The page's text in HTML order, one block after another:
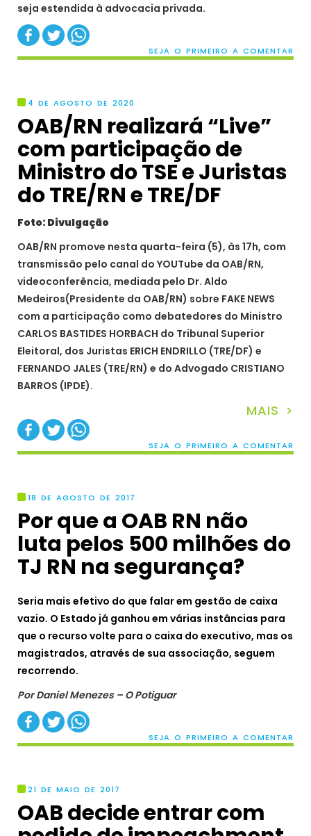
seja estendida à advocacia privada.
SEJA O PRIMEIRO A COMENTAR
4 DE AGOSTO DE 2020
OAB/RN realizará “Live”
com participação de
Ministro do TSE e Juristas
do TRE/RN e TRE/DF
Foto: Divulgação
OAB/RN promove nesta quarta-feira (5), às 17h, com
transmissão pelo canal do YOUTube da OAB/RN,
videoconferência, mediada pelo Dr. Aldo
Medeiros(Presidente da OAB/RN) sobre FAKE NEWS
com a participação como debatedores do Ministro
CARLOS BASTIDES HORBACH do Tribunal Superior
Eleitoral, dos Juristas ERICH ENDRILLO (TRE/DF) e
FERNANDO JALES (TRE/RN) e do Advogado CRISTIANO
BARROS (IPDE).
MAIS >
SEJA O PRIMEIRO A COMENTAR
18 DE AGOSTO DE 2017
Por que a OAB RN não
luta pelos 500 milhões do
TJ RN na segurança?
Seria mais efetivo do que falar em gestão de caixa
vazio. O Estado já ganhou em várias instâncias para
que o recurso volte para o caixa do executivo, mas os
magistrados, através de sua associação, seguem
recorrendo.
Por Daniel Menezes – O Potiguar
SEJA O PRIMEIRO A COMENTAR
21 DE MAIO DE 2017
OAB decide entrar com